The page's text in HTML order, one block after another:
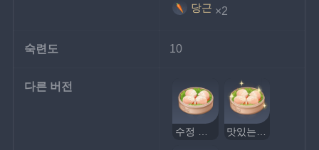
당근 ×2
숙련도 10
다른 버전